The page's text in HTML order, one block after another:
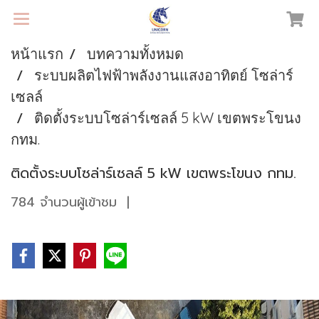
หน้าแรก
บทความทั้งหมด
ระบบผลิตไฟฟ้าพลังงานแสงอาทิตย์ โซล่าร์
เซลล์
ติดตั้งระบบโซล่าร์เซลล์ 5 kW เขตพระโขนง
กทม.
ติดตั้งระบบโซล่าร์เซลล์ 5 kW เขตพระโขนง กทม.
784 จำนวนผู้เข้าชม |